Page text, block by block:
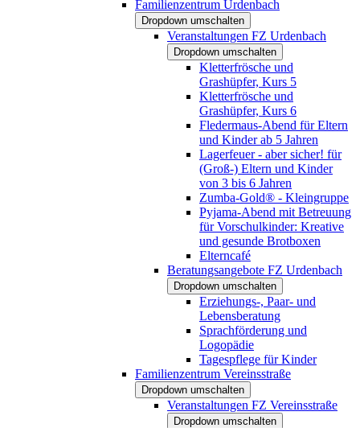
Familienzentrum Urdenbach
Dropdown umschalten
Veranstaltungen FZ Urdenbach
Dropdown umschalten
Kletterfrösche und
Grashüpfer, Kurs 5
Kletterfrösche und
Grashüpfer, Kurs 6
Fledermaus-Abend für Eltern
und Kinder ab 5 Jahren
Lagerfeuer - aber sicher! für
(Groß-) Eltern und Kinder
von 3 bis 6 Jahren
Zumba-Gold® - Kleingruppe
Pyjama-Abend mit Betreuung
für Vorschulkinder: Kreative
und gesunde Brotboxen
Elterncafé
Beratungsangebote FZ Urdenbach
Dropdown umschalten
Erziehungs-, Paar- und
Lebensberatung
Sprachförderung und
Logopädie
Tagespflege für Kinder
Familienzentrum Vereinsstraße
Dropdown umschalten
Veranstaltungen FZ Vereinsstraße
Dropdown umschalten